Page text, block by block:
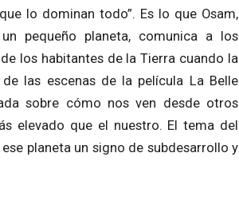
lo dominan todo”. Es lo que Osam,
pequeño planeta, comunica a los
los habitantes de la Tierra cuando la
las escenas de la película La Belle
sobre cómo nos ven desde otros
elevado que el nuestro. El tema del
planeta un signo de subdesarrollo y